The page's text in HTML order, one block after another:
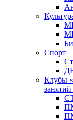
Спорт
Клубы